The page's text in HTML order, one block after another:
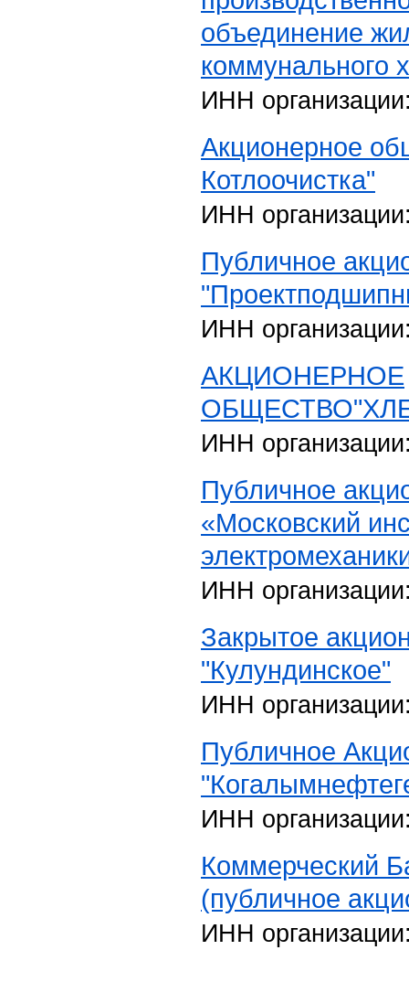
объединение
коммунального
ИНН
Акционерное
Котлоочистка"
ИНН
Публичное
ИНН
АКЦИОНЕРНОЕ
ИНН
Публичное
«Московский
ИНН
Закрытое
"Кулундинское"
ИНН
Публичное
ИНН
Коммерческий
(публичное
ИНН